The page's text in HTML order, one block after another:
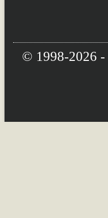
© 1998-2026 -